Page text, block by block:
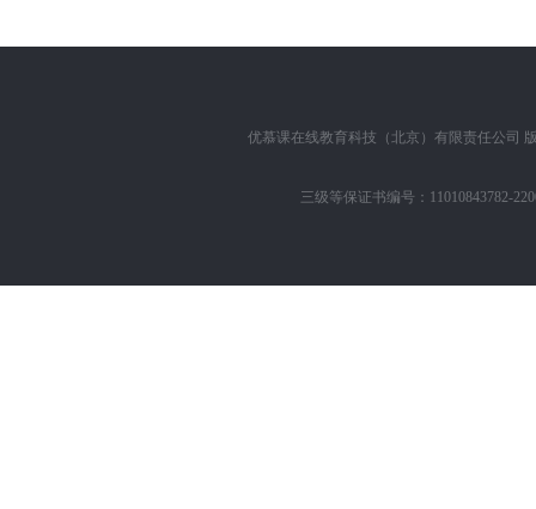
优慕课在线教育科技（北京）有限责任公司
三级等保证书编号：11010843782-